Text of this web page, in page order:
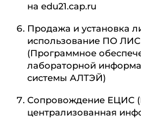
на edu21.cap.ru
Продажа и установка
использование ПО
(Программное
лабораторной
системы АЛТЭЙ)
Сопровождение ЕЦИС
централизованная